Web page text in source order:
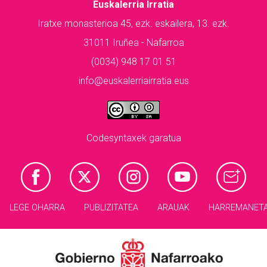
Euskalerria Irratia
Iratxe monasterioa 45, ezk. eskailera, 13. ezk.
31011 Iruñea - Nafarroa
(0034) 948 17 01 51
info@euskalerriairratia.eus
Codesyntaxek garatua
LEGE OHARRA PUBLIZITATEA ARAUAK